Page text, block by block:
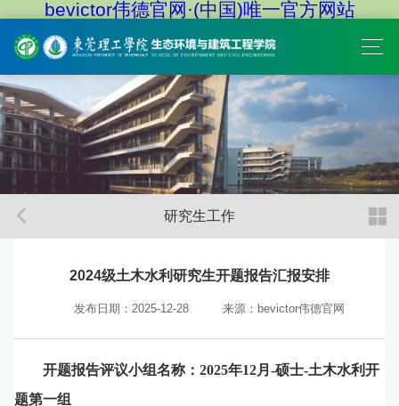
bevictor伟德官网·(中国)唯一官方网站
研究生工作
2024级土木水利研究生开题报告汇报安排
发布日期：2025-12-28 来源：bevictor伟德官网
开题报告评议小组名称：2025年12月-硕士-土木水利开
题第一组